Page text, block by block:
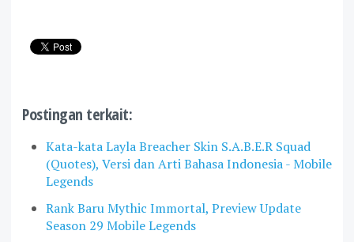
Postingan terkait:
Kata-kata Layla Breacher Skin S.A.B.E.R Squad
(Quotes), Versi dan Arti Bahasa Indonesia - Mobile
Legends
Rank Baru Mythic Immortal, Preview Update
Season 29 Mobile Legends